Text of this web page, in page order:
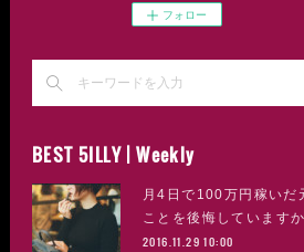
フォロー
BEST 5ILLY | Weekly
月4日で100万円稼いだ
ことを後悔していますか
2016.11.29 10:00